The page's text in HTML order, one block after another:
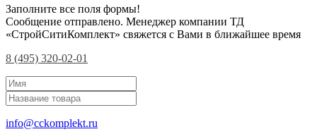
Заполните все поля формы!
Сообщение отправлено. Менеджер компании ТД
«СтройСитиКомплект» свяжется с Вами в ближайшее время
8 (495) 320-02-01
info@cckomplekt.ru